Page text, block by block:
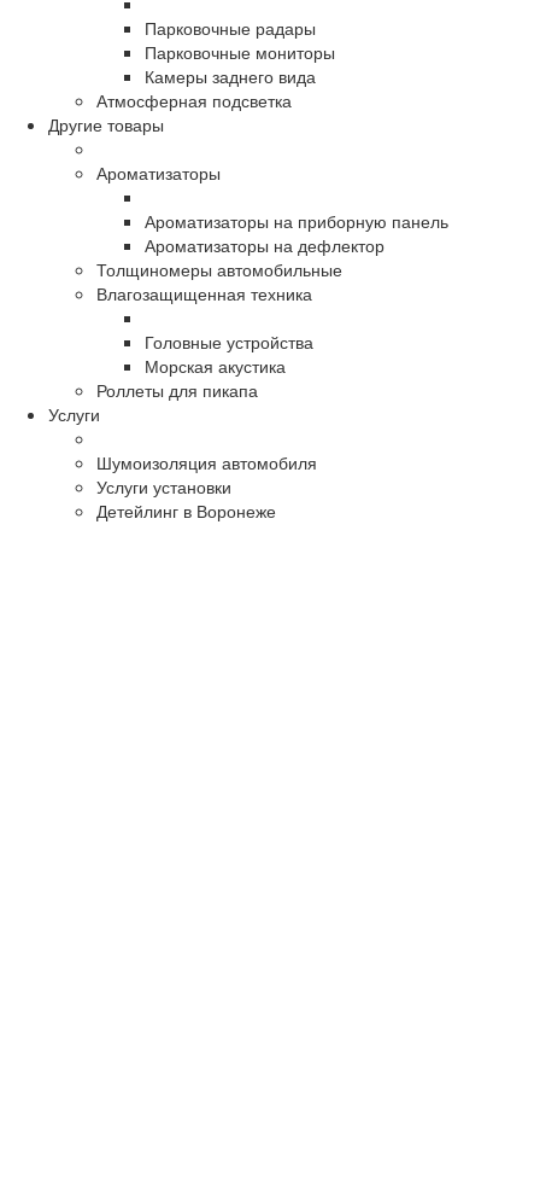
Парковочные радары
Парковочные мониторы
Камеры заднего вида
Атмосферная подсветка
Другие товары
Ароматизаторы
Ароматизаторы на приборную панель
Ароматизаторы на дефлектор
Толщиномеры автомобильные
Влагозащищенная техника
Головные устройства
Морская акустика
Роллеты для пикапа
Услуги
Шумоизоляция автомобиля
Услуги установки
Детейлинг в Воронеже